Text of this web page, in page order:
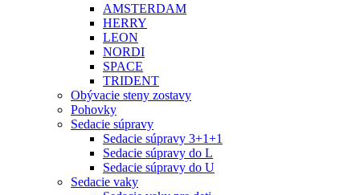
AMSTERDAM
HERRY
LEON
NORDI
SPACE
TRIDENT
Obývacie steny zostavy
Pohovky
Sedacie súpravy
Sedacie súpravy 3+1+1
Sedacie súpravy do L
Sedacie súpravy do U
Sedacie vaky